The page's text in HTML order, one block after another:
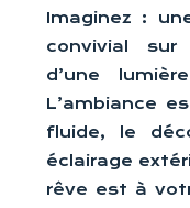
Imaginez :
convivial sur
d’une
L’ambiance
fluide, le
éclairage
rêve est à